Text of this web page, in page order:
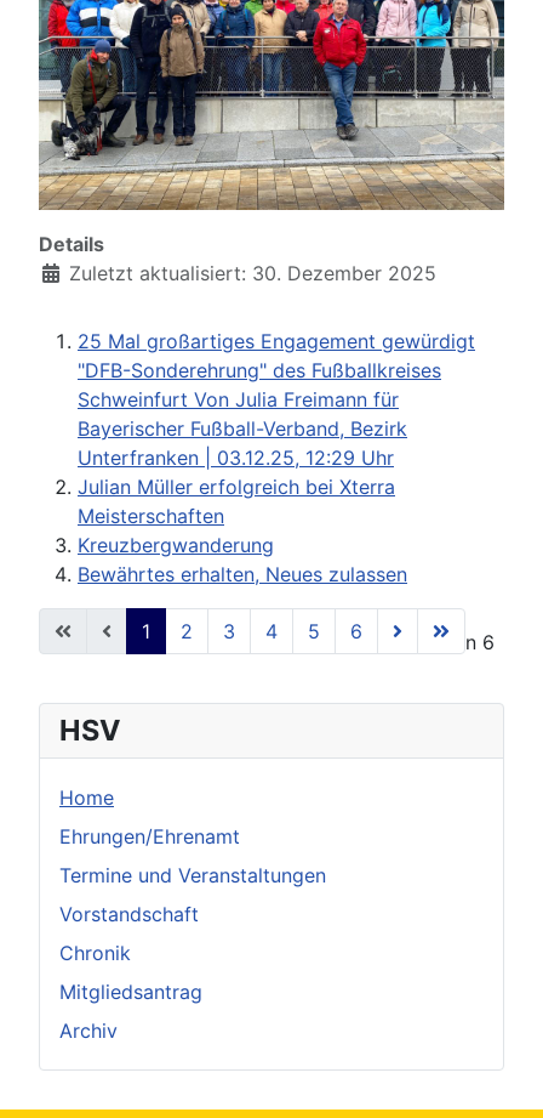
Details
Zuletzt aktualisiert: 30. Dezember 2025
25 Mal großartiges Engagement gewürdigt
"DFB-Sonderehrung" des Fußballkreises
Schweinfurt Von Julia Freimann für
Bayerischer Fußball-Verband, Bezirk
Unterfranken | 03.12.25, 12:29 Uhr
Julian Müller erfolgreich bei Xterra
Meisterschaften
Kreuzbergwanderung
Bewährtes erhalten, Neues zulassen
Seite 1 von 6
1 2 3 4 5 6
HSV
Home
Ehrungen/Ehrenamt
Termine und Veranstaltungen
Vorstandschaft
Chronik
Mitgliedsantrag
Archiv